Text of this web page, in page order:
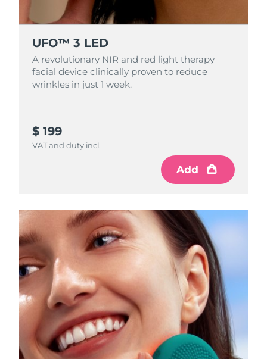
UFO™ 3 LED
A revolutionary NIR and red light therapy
facial device clinically proven to reduce
wrinkles in just 1 week.
$ 199
VAT and duty incl.
Add
紐西蘭 預計送達日期
挪威
阿曼 預計送達日期11/08/2026
葡萄牙
預計送達日期 10/08/2026
留尼旺 預計送達日期13/08/2026
羅馬尼亞 預計送達日期08/08/2026
俄羅斯 預計送達日期 16/08/2026
沙烏地阿拉伯 預計送達日期09/08/2026
新加坡 預計送達日期10/08/2026